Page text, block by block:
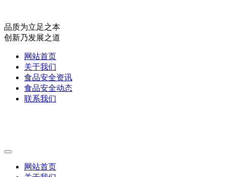
品质为立足之本
创新乃发展之道
网站首页
关于我们
食品安全资讯
食品安全动态
联系我们
网站首页